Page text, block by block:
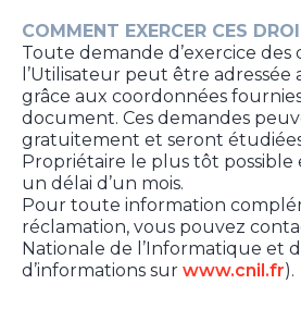
COMMENT EXERCER CES
Toute demande d’exercice des
l’Utilisateur peut être adressée
grâce aux coordonnées
document. Ces demandes
gratuitement et seront
Propriétaire le plus tôt
un délai d’un mois.
Pour toute information
réclamation, vous pouvez
Nationale de l’Informatique et
d’informations sur www.cnil.fr).